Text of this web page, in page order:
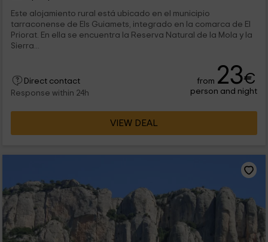
Este alojamiento rural está ubicado en el municipio
tarraconense de Els Guiamets, integrado en la comarca de El
Priorat. En ella se encuentra la Reserva Natural de la Mola y la
Sierra...
Direct contact
Response within 24h
from 23€
person and night
VIEW DEAL